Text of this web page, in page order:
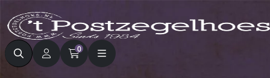
Zoeken 0